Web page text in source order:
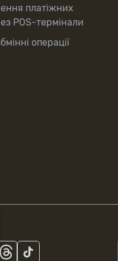
платіжних
POS-термінали
операції